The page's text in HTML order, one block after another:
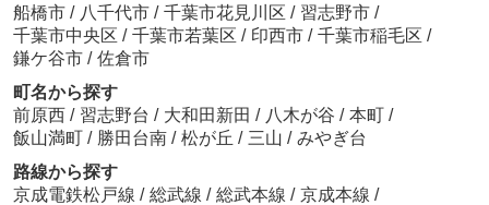
船橋市 / 八千代市 / 千葉市花見川区 / 習志野市 /
千葉市中央区 / 千葉市若葉区 / 印西市 / 千葉市稲毛区 /
鎌ケ谷市 / 佐倉市
町名から探す
前原西 / 習志野台 / 大和田新田 / 八木が谷 / 本町 /
飯山満町 / 勝田台南 / 松が丘 / 三山 / みやぎ台
路線から探す
京成電鉄松戸線 / 総武線 / 総武本線 / 京成本線 /